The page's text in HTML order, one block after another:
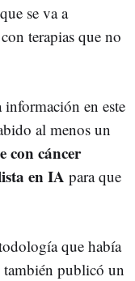
se va a
terapias que no
en este
al menos un
con cáncer
en IA para que
que había
publicó un